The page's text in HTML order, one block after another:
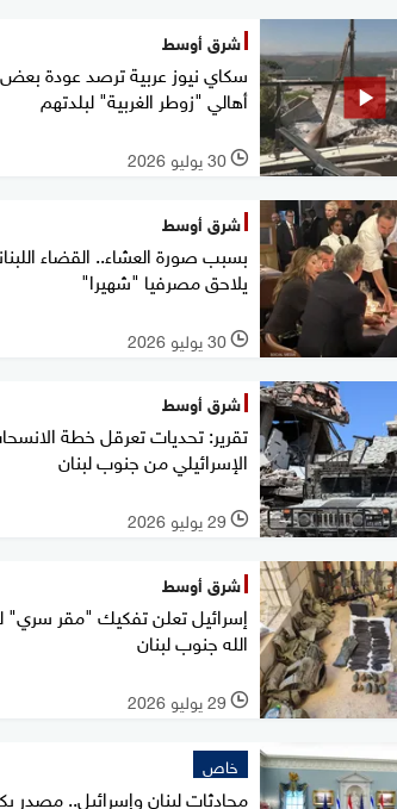
شرق أوسط
سكاي نيوز عربية ترصد عودة بعض
أهالي "زوطر الغربية" لبلدتهم
l 30 يوليو 2026
شرق أوسط
بسبب صورة العشاء.. القضاء
يلاحق مصرفيا "شهيرا"
l 30 يوليو 2026
شرق أوسط
تقرير: تحديات تعرقل خطة
الإسرائيلي من جنوب لبنان
l 29 يوليو 2026
شرق أوسط
إسرائيل تعلن تفكيك "مقر سري"
الله جنوب لبنان
l 29 يوليو 2026
خاص
محادثات لبنان وإسرائيل..